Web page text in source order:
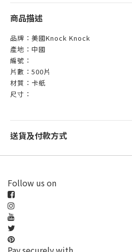
商品描述
品牌：美國Knock Knock
產地：中國
編號：
片數：500片
材質：卡紙
尺寸：
送貨及付款方式
Follow us on